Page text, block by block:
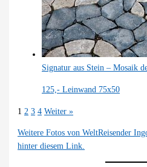
Signatur aus Stein – Mosaik
125,- Leinwand 75x50
1 2 3 4 Weiter »
Weitere Fotos von WeltReisender
hinter diesem Link.